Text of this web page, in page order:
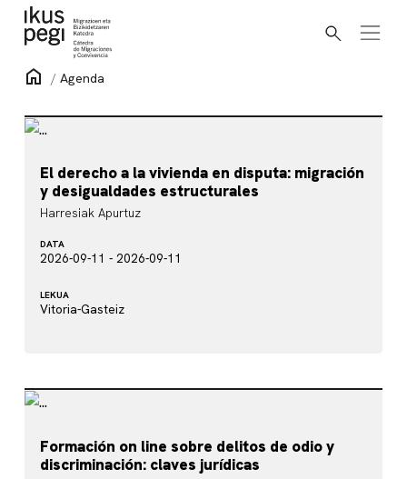
Joan zuzenean edukira
Bilatu
HasieraAgenda
Agenda
El derecho a la vivienda en disputa: migración
y desigualdades estructurales
Harresiak Apurtuz
DATA
2026-09-11 - 2026-09-11
LEKUA
Vitoria-Gasteiz
Formación on line sobre delitos de odio y
discriminación: claves jurídicas